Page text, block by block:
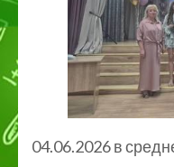
04.06.2026 в